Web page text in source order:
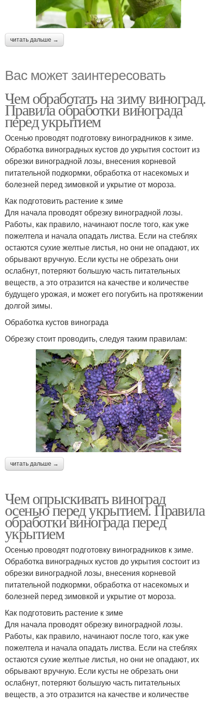
читать дальше →
Вас может заинтересовать
Чем обработать на зиму виноград.
Правила обработки винограда
перед укрытием
Осенью проводят подготовку виноградников к зиме.
Обработка виноградных кустов до укрытия состоит из
обрезки виноградной лозы, внесения корневой
питательной подкормки, обработка от насекомых и
болезней перед зимовкой и укрытие от мороза.
Как подготовить растение к зиме
Для начала проводят обрезку виноградной лозы.
Работы, как правило, начинают после того, как уже
пожелтела и начала опадать листва. Если на стеблях
остаются сухие желтые листья, но они не опадают, их
обрывают вручную. Если кусты не обрезать они
ослабнут, потеряют большую часть питательных
веществ, а это отразится на качестве и количестве
будущего урожая, и может его погубить на протяжении
долгой зимы.
Обработка кустов винограда
Обрезку стоит проводить, следуя таким правилам:
читать дальше →
Чем опрыскивать виноград
осенью перед укрытием. Правила
обработки винограда перед
укрытием
Осенью проводят подготовку виноградников к зиме.
Обработка виноградных кустов до укрытия состоит из
обрезки виноградной лозы, внесения корневой
питательной подкормки, обработка от насекомых и
болезней перед зимовкой и укрытие от мороза.
Как подготовить растение к зиме
Для начала проводят обрезку виноградной лозы.
Работы, как правило, начинают после того, как уже
пожелтела и начала опадать листва. Если на стеблях
остаются сухие желтые листья, но они не опадают, их
обрывают вручную. Если кусты не обрезать они
ослабнут, потеряют большую часть питательных
веществ, а это отразится на качестве и количестве